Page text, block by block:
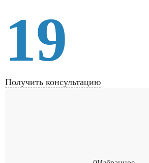
19
Получить консультацию